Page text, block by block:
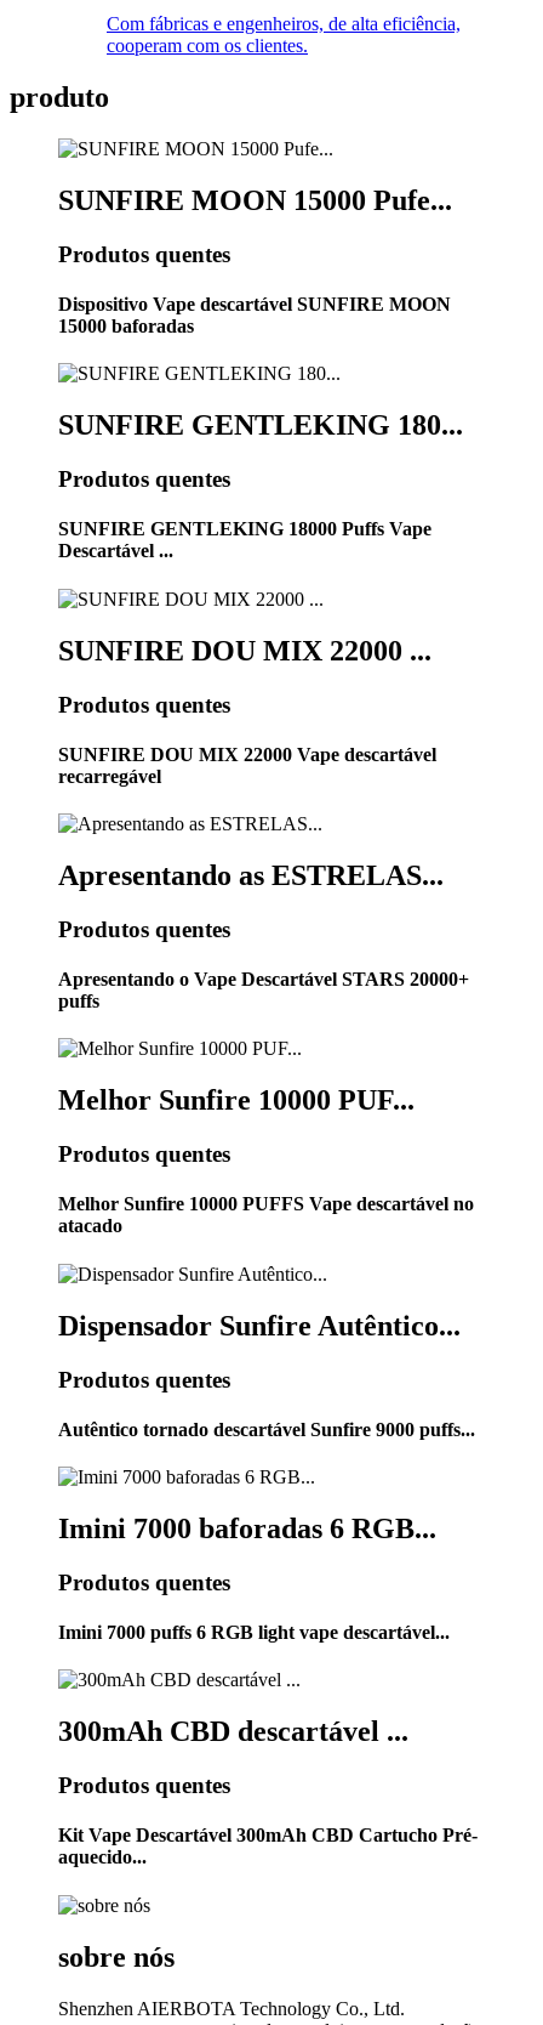
Com fábricas e engenheiros, de alta eficiência,
cooperam com os clientes.
produto
SUNFIRE MOON 15000 Pufe...
Produtos quentes
Dispositivo Vape descartável SUNFIRE MOON
15000 baforadas
SUNFIRE GENTLEKING 180...
Produtos quentes
SUNFIRE GENTLEKING 18000 Puffs Vape
Descartável ...
SUNFIRE DOU MIX 22000 ...
Produtos quentes
SUNFIRE DOU MIX 22000 Vape descartável
recarregável
Apresentando as ESTRELAS...
Produtos quentes
Apresentando o Vape Descartável STARS 20000+
puffs
Melhor Sunfire 10000 PUF...
Produtos quentes
Melhor Sunfire 10000 PUFFS Vape descartável no
atacado
Dispensador Sunfire Autêntico...
Produtos quentes
Autêntico tornado descartável Sunfire 9000 puffs...
Imini 7000 baforadas 6 RGB...
Produtos quentes
Imini 7000 puffs 6 RGB light vape descartável...
300mAh CBD descartável ...
Produtos quentes
Kit Vape Descartável 300mAh CBD Cartucho Pré-
aquecido...
sobre nós
Shenzhen AIERBOTA Technology Co., Ltd.